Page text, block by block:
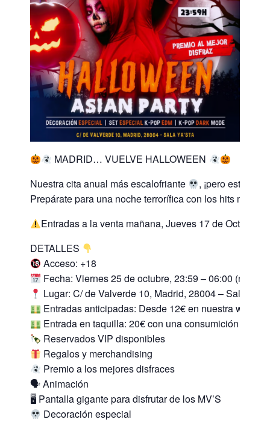
MADRID… VUELVE HALLOWEEN
Nuestra cita anual más escalofriante
, ¡pero este
Prepárate para una noche terrorífica con los hits más
Entradas a la venta mañana, Jueves 17 de Octubre,
DETALLES
Acceso: +18
Fecha: Viernes 25 de octubre, 23:59 – 06:00 (noche
Lugar: C/ de Valverde 10, Madrid, 28004 – Sala
Entradas anticipadas: Desde 12€ en nuestra web.
Entrada en taquilla: 20€ con una consumición
Reservados VIP disponibles
Regalos y merchandising
Premio a los mejores disfraces
🗣 Animación
🖥 Pantalla gigante para disfrutar de los MV’S
Decoración especial